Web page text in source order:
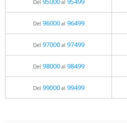
Del al
Del 96000al 96499
Del 97000al 97499
Del 98000al 98499
Del 99000al 99499